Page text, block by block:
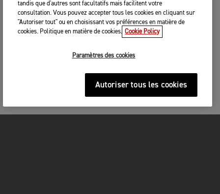
tandis que d'autres sont facultatifs mais facilitent votre
consultation. Vous pouvez accepter tous les cookies en cliquant sur
"Autoriser tout" ou en choisissant vos préférences en matière de
cookies. Politique en matière de cookies. Cookie Policy
Paramètres des cookies
Autoriser tous les cookies